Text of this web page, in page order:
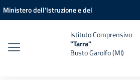
Vai ai contenuti
Vai al menu di navigazione
Vai al footer
Ministero dell'Istruzione e del
Istituto Comprensivo
"Tarra"
Busto Garolfo (MI)